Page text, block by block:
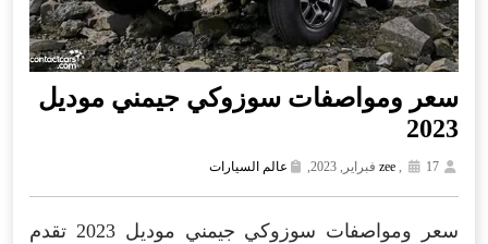
سعر ومواصفات سوزوكي جيمني موديل
2023
zee , 17 فبراير, 2023, عالم السيارات
سعر ومواصفات سوزوكي جيمني موديل 2023 تقدم